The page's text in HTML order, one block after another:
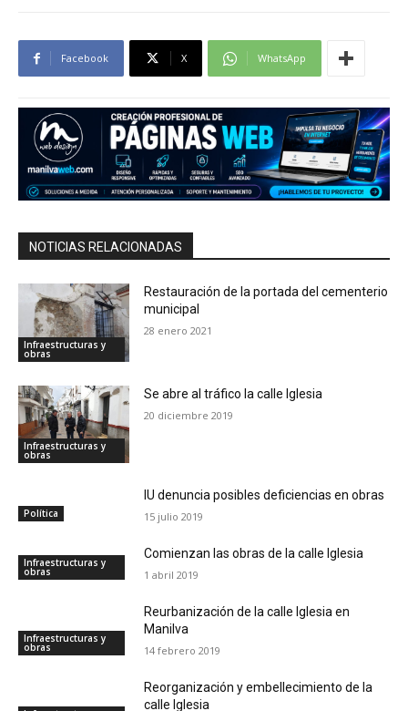
Facebook X WhatsApp
NOTICIAS RELACIONADAS
Infraestructuras y
obras
Restauración de la portada del cementerio
municipal
28 enero 2021
Infraestructuras y
obras
Se abre al tráfico la calle Iglesia
20 diciembre 2019
Política
IU denuncia posibles deficiencias en obras
15 julio 2019
Infraestructuras y
obras
Comienzan las obras de la calle Iglesia
1 abril 2019
Infraestructuras y
obras
Reurbanización de la calle Iglesia en
Manilva
14 febrero 2019
Reorganización y embellecimiento de la
calle Iglesia